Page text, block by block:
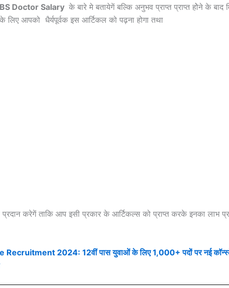
Doctor Salary के बारे मे बतायेगें बल्कि अनुभव प्राप्त प्राप्त होेने के बाद
लिए आपको धैर्यपूर्वक इस आर्टिकल को पढ़ना होगा तथा
प्रदान करेगें ताकि आप इसी प्रकार के आर्टिकल्स को प्राप्त करके इनका लाभ
2024: 12वीं पास युवाओं के लिए 1,000+ पदों पर नई